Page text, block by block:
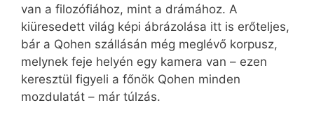
van a filozófiához, mint a drámához. A
kiüresedett világ képi ábrázolása itt is erőteljes,
bár a Qohen szállásán még meglévő korpusz,
melynek feje helyén egy kamera van – ezen
keresztül figyeli a főnök Qohen minden
mozdulatát – már túlzás.